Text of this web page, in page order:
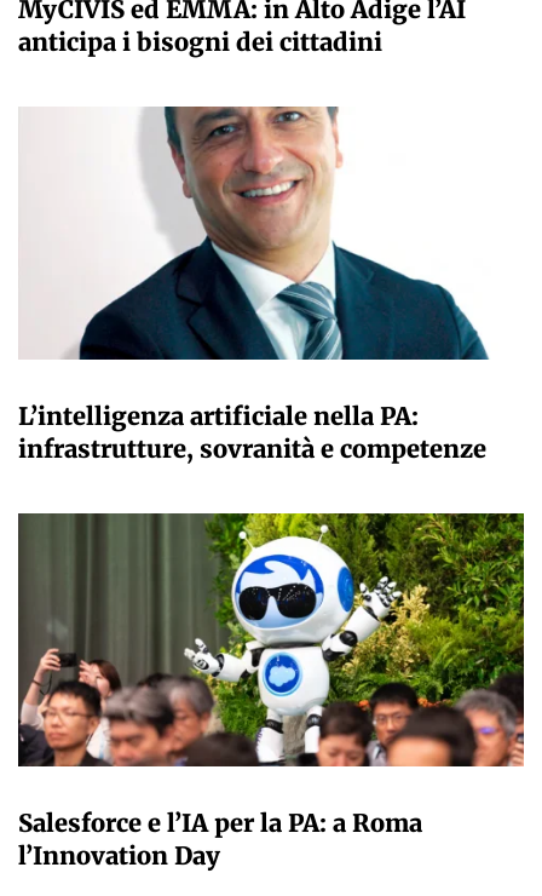
MyCIVIS ed EMMA: in Alto Adige l’AI
anticipa i bisogni dei cittadini
L’intelligenza artificiale nella PA:
infrastrutture, sovranità e competenze
Salesforce e l’IA per la PA: a Roma
l’Innovation Day